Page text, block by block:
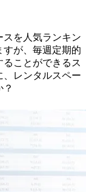
を人気ランキン
が、毎週定期的
ことができるス
レンタルスペー